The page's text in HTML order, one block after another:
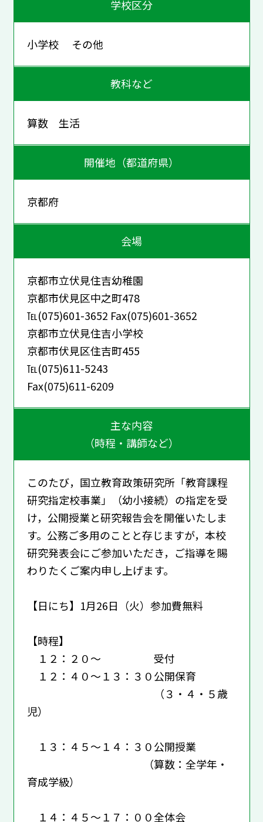
学校区分
小学校 その他
教科など
算数 生活
開催地（都道府県）
京都府
会場
京都市立伏見住吉幼稚園
京都市伏見区中之町478
℡(075)601-3652 Fax(075)601-3652
京都市立伏見住吉小学校
京都市伏見区住吉町455
℡(075)611-5243
Fax(075)611-6209
主な内容
（時程・講師など）
このたび，国立教育政策研究所「教育課程
研究指定校事業」（幼小接続）の指定を受
け，公開授業と研究報告会を開催いたしま
す。公務ご多用のことと存じますが，本校
研究発表会にご参加いただき，ご指導を賜
わりたくご案内申し上げます。
【日にち】1月26日（火）参加費無料
【時程】
１２：２０～ 受付
１２：４０～１３：３０公開保育
（３・４・５歳
児）
１３：４５～１４：３０公開授業
（算数：全学年・
育成学級）
１４：４５～１７：００全体会